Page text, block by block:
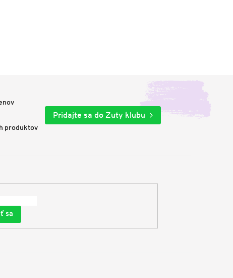
produktov
Pridajte sa do Zuty klubu
sa